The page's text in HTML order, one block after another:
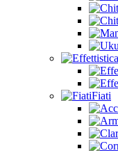
Fiati